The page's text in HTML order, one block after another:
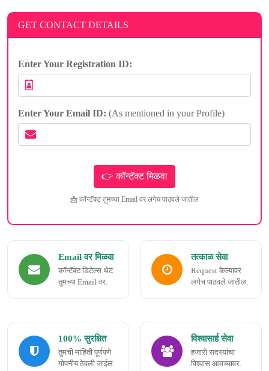
GET CONTACT DETAILS
Enter Your Registration ID:
Enter Your Email ID: (As mentioned in your Profile)
📩 कॉन्टॅक्ट तुमच्या Email वर लगेच पाठवले जातील
Email वर मिळवा
कॉन्टॅक्ट डिटेल्स थेट
तुमच्या Email वर.
तत्काळ सेवा
Request केल्यावर
लगेच पाठवले जातील.
100% सुरक्षित
तुमची माहिती पूर्णपणे
गोपनीय ठेवली जाईल.
विश्वासार्ह सेवा
हजारो सदस्यांचा
विश्वास आमच्यावर.